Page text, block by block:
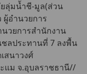
ลุ่มน้ำชี-มูล(ส่วน
อำนวยการ
วยการสำนักงาน
ลประทานที่ 7 ลงพื้น
สนาวงศ์
แม จ.อุบลราชธานี//